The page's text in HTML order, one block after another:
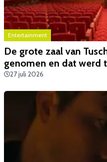
Entertainment
De grote zaal van
genomen en dat werd
27 juli 2026